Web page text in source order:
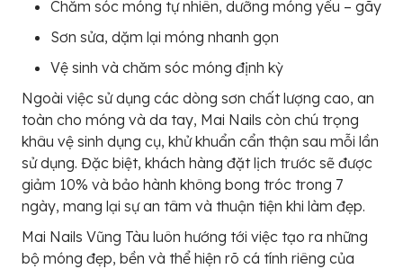
Chăm sóc móng tự nhiên, dưỡng móng yếu – gãy
Sơn sửa, dặm lại móng nhanh gọn
Vệ sinh và chăm sóc móng định kỳ
Ngoài việc sử dụng các dòng sơn chất lượng cao, an
toàn cho móng và da tay, Mai Nails còn chú trọng
khâu vệ sinh dụng cụ, khử khuẩn cẩn thận sau mỗi lần
sử dụng. Đặc biệt, khách hàng đặt lịch trước sẽ được
giảm 10% và bảo hành không bong tróc trong 7
ngày, mang lại sự an tâm và thuận tiện khi làm đẹp.
Mai Nails Vũng Tàu luôn hướng tới việc tạo ra những
bộ móng đẹp, bền và thể hiện rõ cá tính riêng của